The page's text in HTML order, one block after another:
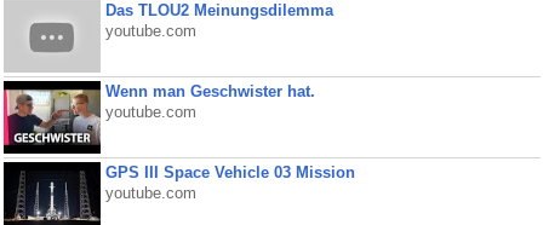
Das TLOU2 Meinungsdilemma
youtube.com
Wenn man Geschwister hat.
youtube.com
GPS III Space Vehicle 03 Mission
youtube.com